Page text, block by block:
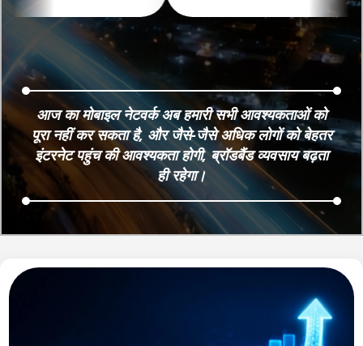
3
इंटरनेट सेवा प्रदाताओं (ISP) में से एक ONE
Broadband के सहयोग से, प्रशिक्षण, तकनीक
और निरंतर सहायता प्रदान करती है। स्वीकृत
आवेदक डिजिटल सर्विस प्रोवाइडर (DSP) बन
सकते हैं और अपने स्थानीय क्षेत्रों में ग्राहकों को
हाई-स्पीड ब्रॉडबैंड तथा अन्य डिजिटल सेवाएं
उपलब्ध करा सकते हैं।
आज का मोबाइल नेटवर्क अब हमारी सभी आवश्यकताओं को
पूरा नहीं कर सकता है, और जैसे-जैसे अधिक लोगों को बेहतर
इंटरनेट पहुंच की आवश्यकता होगी, ब्रॉडबैंड व्यवसाय बढ़ता
ही रहेगा।